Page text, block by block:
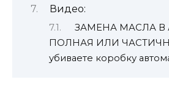
Видео:
ЗАМЕНА МАСЛА В
ПОЛНАЯ ИЛИ
убиваете коробку